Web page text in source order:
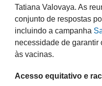
Tatiana Valovaya. As
conjunto de respostas
incluindo a campanha
necessidade de garantir
às vacinas.
Acesso equitativo e